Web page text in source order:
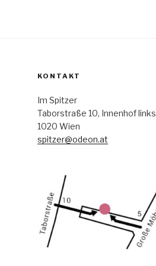
KONTAKT
Im Spitzer
Taborstraße 10, Innenhof links
1020 Wien
spitzer@odeon.at